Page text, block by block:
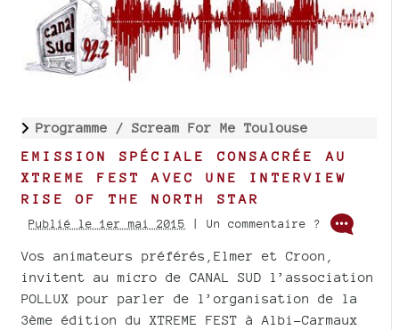
Programme / Scream For Me Toulouse
EMISSION SPÉCIALE CONSACRÉE AU
XTREME FEST AVEC UNE INTERVIEW
RISE OF THE NORTH STAR
Publié le 1er mai 2015 | Un commentaire ?
Vos animateurs préférés,Elmer et Croon,
invitent au micro de CANAL SUD l’association
POLLUX pour parler de l’organisation de la
3ème édition du XTREME FEST à Albi-Carmaux